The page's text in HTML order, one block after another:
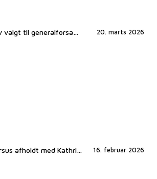
20. marts 2026
Ny bestyrelse blev valgt til generalforsamlingen
16. februar 2026
Et isende koldt kursus afholdt med Kathrine Vittrup